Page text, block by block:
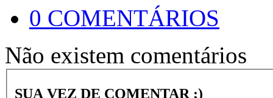
0 COMENTÁRIOS
Não existem comentários
SUA VEZ DE COMENTAR ;)